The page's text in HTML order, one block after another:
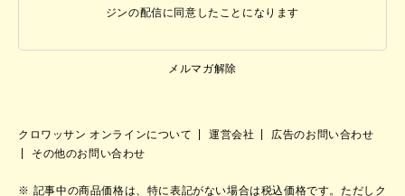
ジンの配信に同意したことになります
メルマガ解除
クロワッサン オンラインについて 運営会社
広告のお問い合わせ
その他のお問い合わせ
記事中の商品価格は、特に表記がない場合は税込価格です。ただしク